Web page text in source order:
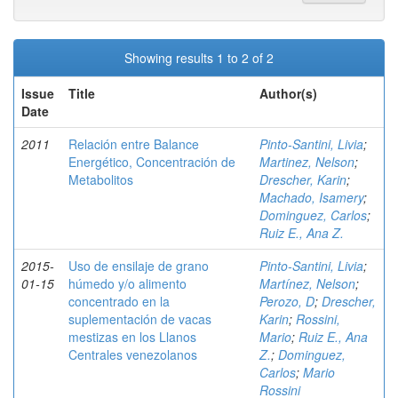
Showing results 1 to 2 of 2
Issue
Date
Title Author(s)
2011
Relación entre Balance
Energético, Concentración de
Metabolitos
Pinto-Santini, Livia;
Martinez, Nelson;
Drescher, Karin;
Machado, Isamery;
Dominguez, Carlos;
Ruiz E., Ana Z.
2015-
01-15
Uso de ensilaje de grano
húmedo y/o alimento
concentrado en la
suplementación de vacas
mestizas en los Llanos
Centrales venezolanos
Pinto-Santini, Livia;
Martínez, Nelson;
Perozo, D; Drescher,
Karin; Rossini,
Mario; Ruiz E., Ana
Z.; Dominguez,
Carlos; Mario
Rossini